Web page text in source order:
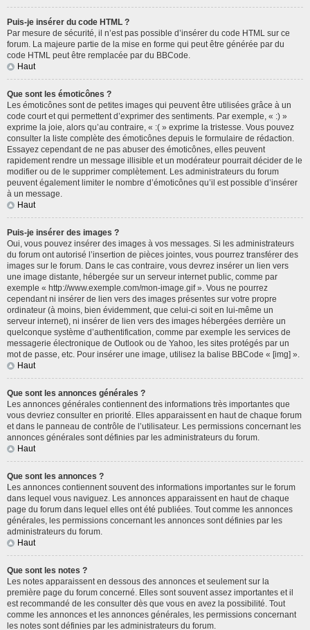
Puis-je insérer du code HTML ?
Par mesure de sécurité, il n’est pas possible d’insérer du code HTML sur ce
forum. La majeure partie de la mise en forme qui peut être générée par du
code HTML peut être remplacée par du BBCode.
Haut
Que sont les émoticônes ?
Les émoticônes sont de petites images qui peuvent être utilisées grâce à un
code court et qui permettent d’exprimer des sentiments. Par exemple, « :) »
exprime la joie, alors qu’au contraire, « :( » exprime la tristesse. Vous pouvez
consulter la liste complète des émoticônes depuis le formulaire de rédaction.
Essayez cependant de ne pas abuser des émoticônes, elles peuvent
rapidement rendre un message illisible et un modérateur pourrait décider de le
modifier ou de le supprimer complètement. Les administrateurs du forum
peuvent également limiter le nombre d’émoticônes qu’il est possible d’insérer
à un message.
Haut
Puis-je insérer des images ?
Oui, vous pouvez insérer des images à vos messages. Si les administrateurs
du forum ont autorisé l’insertion de pièces jointes, vous pourrez transférer des
images sur le forum. Dans le cas contraire, vous devrez insérer un lien vers
une image distante, hébergée sur un serveur internet public, comme par
exemple « http://www.exemple.com/mon-image.gif ». Vous ne pourrez
cependant ni insérer de lien vers des images présentes sur votre propre
ordinateur (à moins, bien évidemment, que celui-ci soit en lui-même un
serveur internet), ni insérer de lien vers des images hébergées derrière un
quelconque système d’authentification, comme par exemple les services de
messagerie électronique de Outlook ou de Yahoo, les sites protégés par un
mot de passe, etc. Pour insérer une image, utilisez la balise BBCode « [img] ».
Haut
Que sont les annonces générales ?
Les annonces générales contiennent des informations très importantes que
vous devriez consulter en priorité. Elles apparaissent en haut de chaque forum
et dans le panneau de contrôle de l’utilisateur. Les permissions concernant les
annonces générales sont définies par les administrateurs du forum.
Haut
Que sont les annonces ?
Les annonces contiennent souvent des informations importantes sur le forum
dans lequel vous naviguez. Les annonces apparaissent en haut de chaque
page du forum dans lequel elles ont été publiées. Tout comme les annonces
générales, les permissions concernant les annonces sont définies par les
administrateurs du forum.
Haut
Que sont les notes ?
Les notes apparaissent en dessous des annonces et seulement sur la
première page du forum concerné. Elles sont souvent assez importantes et il
est recommandé de les consulter dès que vous en avez la possibilité. Tout
comme les annonces et les annonces générales, les permissions concernant
les notes sont définies par les administrateurs du forum.